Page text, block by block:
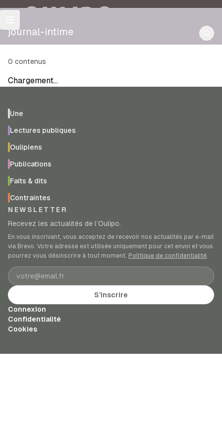
OULIPO
journal-intime
0 contenus
Chargement…
Une
Lectures publiques
Oulipiens
Publications
Faits & dits
Contraintes
NEWSLETTER
Recevez les actualités de l’Oulipo.
En vous inscrivant, vous acceptez de recevoir nos actualités par e-mail
via Brevo. Votre adresse est utilisée uniquement pour cet envoi et vous
pourrez vous désinscrire à tout moment. Politique de confidentialité.
Adresse e-mail
S’inscrire
Connexion
Confidentialité
Cookies